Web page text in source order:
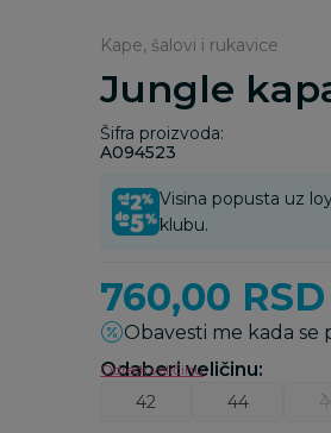
Kape, šalovi i rukavice
Jungle
Šifra proizvoda:
A094523
Visina popusta uz
klubu.
760,00 RSD
Obavesti me kada se
Odaberi veličinu:
Odredi veličinu
42 44